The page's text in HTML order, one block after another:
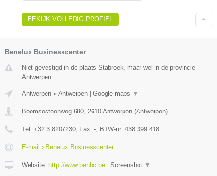
BEKIJK VOLLEDIG PROFIEL
Benelux Businesscenter
Niet gevestigd in de plaats Stabroek, maar wel in de provincie
Antwerpen.
Antwerpen » Antwerpen Google maps ▼
Boomsesteenweg 690, 2610 Antwerpen (Antwerpen)
Tel: +32 3 8207230, Fax: -, BTW-nr: 438.399.418
E-mail › Benelux Businesscenter
Website: http://www.benbc.be Screenshot ▼